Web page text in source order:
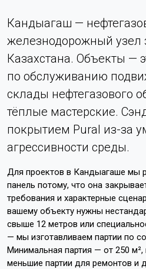
Кандыагаш —
железнодорожный узел
Казахстана. Объекты —
по обслуживанию
склады нефтегазового
тёплые мастерские.
покрытием Pural из-за
агрессивности среды.
Для проектов в Кандыагаше мы
панель потому, что она
требования и характерные
вашему объекту нужны
свыше 12 метров или
— мы изготавливаем партии по
Минимальная партия — от 250
меньшие партии для ремонтов и